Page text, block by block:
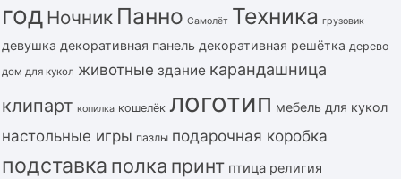
год Ночник Панно Самолёт Техника грузовик
девушка декоративная панель декоративная решётка дерево
дом для кукол животные здание карандашница
клипарт копилка кошелёк логотип мебель для кукол
настольные игры пазлы подарочная коробка
подставка полка принт птица религия